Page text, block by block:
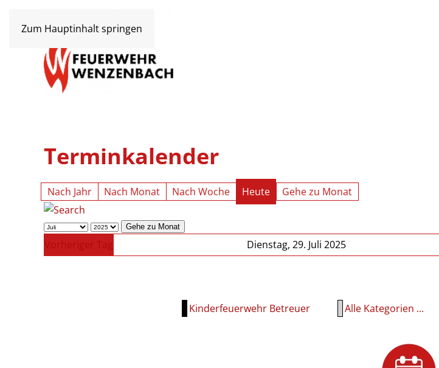
Zum Hauptinhalt springen
Terminkalender
Nach Jahr Nach Monat Nach Woche Heute Gehe zu Monat
Gehe zu Monat
Vorheriger Tag Dienstag, 29. Juli 2025
Kinderfeuerwehr Betreuer Alle Kategorien ...